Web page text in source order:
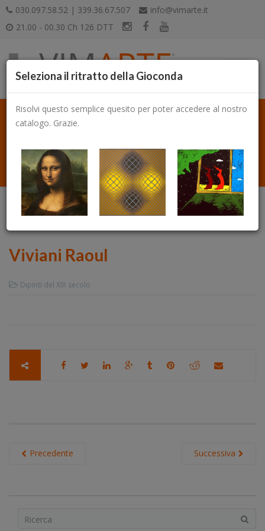
030.097.58.52 | 339.36.67.507
info@vimarte.it
21.00 - 00.30 Ch 126 DTT
Viviani Raoul
Dipinti del XIX secolo
Successiva
Precedente
Seleziona il ritratto della Gioconda
Risolvi questo semplice quesito per poter accedere al nostro
catalogo. Grazie.